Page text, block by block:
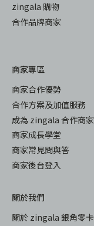
zingala 購物
合作品牌商家
商家專區
商家合作優勢
合作方案及加值服務
成為 zingala 合作商家
商家成長學堂
商家常見問與答
商家後台登入
關於我們
關於 zingala 銀角零卡